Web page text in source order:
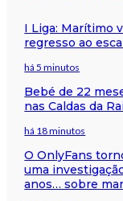
I Liga: Marítimo
regresso ao
há 5 minutos
Bebé de 22
nas Caldas da
há 18 minutos
O OnlyFans
uma
anos… sobre